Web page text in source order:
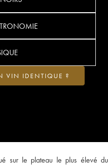
sur le plateau le plus élevé du
VIN IDENTIQUE ?